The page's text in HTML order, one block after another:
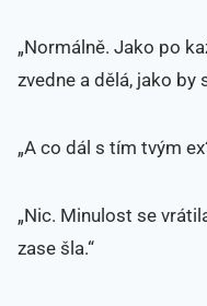
„Normálně. Jako po
zvedne a dělá, jako by
„A co dál s tím tvým
„Nic. Minulost se
zase šla.“